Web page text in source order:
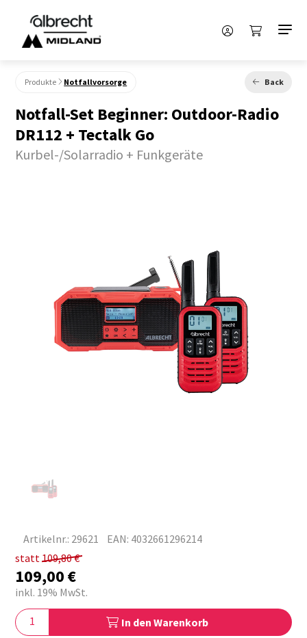
Produkte Notfallvorsorge Back
Notfall-Set Beginner: Outdoor-Radio
DR112 + Tectalk Go
Kurbel-/Solarradio + Funkgeräte
Artikelnr.: 29621
EAN: 4032661296214
statt109,80€
109,00€
inkl. 19% MwSt.
In den Warenkorb